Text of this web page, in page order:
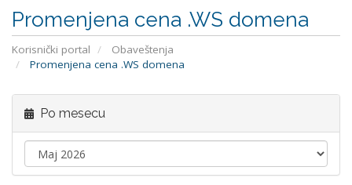
Promenjena cena .WS domena
Korisnički portal
Obaveštenja
Promenjena cena .WS domena
Po mesecu